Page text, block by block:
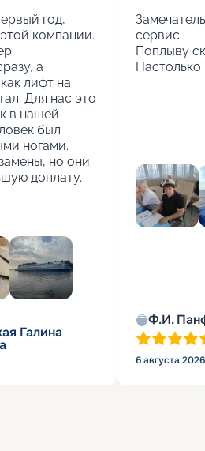
год,
компании.
а
лифт на
Для нас это
в нашей
был
ногами.
но они
доплату.
Галина
сервис
Поплыву
Ф.И.
6 августа 2026